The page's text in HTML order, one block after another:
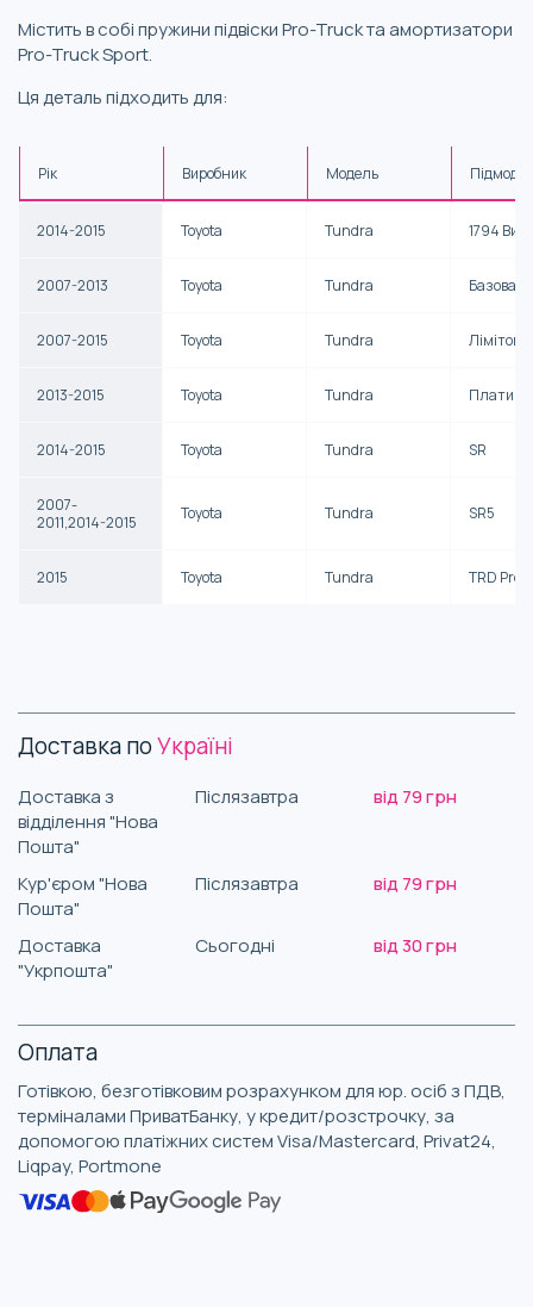
Містить в собі пружини підвіски Pro-Truck та амортизатори
Pro-Truck Sport.
Ця деталь підходить для:
Рік Виробник Модель
2014-2015 Toyota Tundra 1794
2007-2013 Toyota Tundra Базова
2007-2015 Toyota Tundra
2013-2015 Toyota Tundra
2014-2015 Toyota Tundra SR
2007-
2011,2014-2015
Toyota Tundra SR5
2015 Toyota Tundra TRD Pro
Доставка поУкраїні
Доставка з
відділення "Нова
Пошта"
Післязавтра від 79 грн
Кур'єром "Нова
Пошта"
Післязавтра від 79 грн
Доставка
"Укрпошта"
Сьогодні від 30 грн
Оплата
Готівкою, безготівковим розрахунком для юр. осіб з ПДВ,
терміналами ПриватБанку, у кредит/розстрочку, за
допомогою платіжних систем Visa/Mastercard, Privat24,
Liqpay, Portmone